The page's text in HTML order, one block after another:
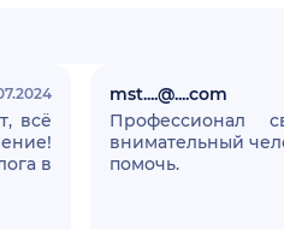
всё
в
mst....@....com
Профессионал
внимательный
помочь.